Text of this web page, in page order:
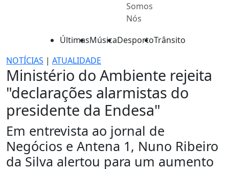
Somos
Nós
ÚltimasMúsicaDesportoTrânsito
NOTÍCIAS | ATUALIDADE
Ministério do Ambiente rejeita
"declarações alarmistas do
presidente da Endesa"
Em entrevista ao jornal de
Negócios e Antena 1, Nuno Ribeiro
da Silva alertou para um aumento